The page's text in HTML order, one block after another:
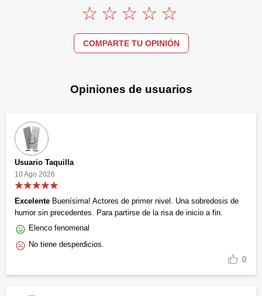
COMPARTE TU OPINIÓN
Opiniones de usuarios
Usuario Taquilla
10 Ago 2026
Excelente Buenísima! Actores de primer nivel. Una sobredosis de
humor sin precedentes. Para partirse de la risa de inicio a fin.
Elenco fenomenal
No tiene desperdicios.
0